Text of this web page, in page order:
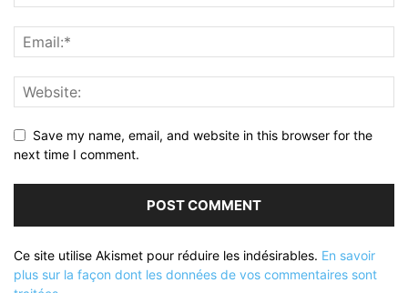
Save my name, email, and website in this browser for the
next time I comment.
Ce site utilise Akismet pour réduire les indésirables. En savoir
plus sur la façon dont les données de vos commentaires sont